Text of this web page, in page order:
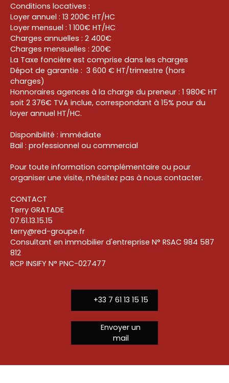
Conditions locatives :
Loyer annuel : 13 200€ HT/HC
Loyer mensuel : 1 100€ HT/HC
Charges annuelles : 2 400€
Charges mensuelles : 200€
La Taxe foncière est comprise dans les charges
Dépot de garantie : 3 600 € HT/trimestre (hors
charges)
Honnoraires agences à la charge du preneur : 1 980€ HT
soit 2 376€ TVA inclue, correspondant à 15% pour du
loyer annuel HT/HC.
Disponibilité : immédiate
Bail : professionnel ou commercial
Pour toute information complémentaire ou pour
organiser une visite, n’hésitez pas à nous contacter.
CONTACT
Terry GRATADE
07.61.13.15.15
terry@red-groupe.fr
Consultant en immobilier d'entreprise N° RSAC 984 587
812
RCP INSIFY N° PNC-027477
+33 7 61 13 15 15
Envoyer un
mail